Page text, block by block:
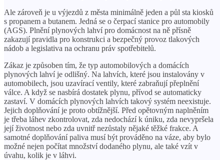
Ale zároveň je u výjezdů z města minimálně jeden a půl sta kiosků
s propanem a butanem. Jedná se o čerpací stanice pro automobily
(AGS). Plnění plynových lahví pro domácnost na ně přísně
zakazují pravidla pro konstrukci a bezpečný provoz tlakových
nádob a legislativa na ochranu práv spotřebitelů.
Zákaz je způsoben tím, že typ automobilových a domácích
plynových lahví je odlišný. Na lahvích, které jsou instalovány v
automobilech, jsou uzavírací ventily, které zabraňují přeplnění
válce. A když se nasbírá dostatek plynu, přívod se automaticky
zastaví. V domácích plynových lahvích takový systém neexistuje.
Jejich doplňování je proto obtížnější. Před opětovným naplněním
je třeba láhev zkontrolovat, zda nedochází k úniku, zda nevypršela
její životnost nebo zda uvnitř nezůstaly nějaké těžké frakce. A
samotné doplňování paliva musí být prováděno na váze, aby bylo
možné nejen počítat množství dodaného plynu, ale také vzít v
úvahu, kolik je v láhvi.